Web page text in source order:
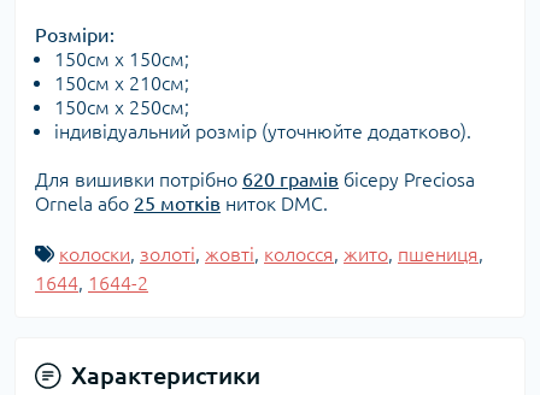
Розміри:
150см х 150см;
150см х 210см;
150см х 250см;
індивідуальний розмір (уточнюйте додатково).
Для вишивки потрібно 620 грамів бісеру Preciosa
Ornela або 25 мотків ниток DMC.
колоски, золоті, жовті, колосся, жито, пшениця,
1644, 1644-2
Характеристики